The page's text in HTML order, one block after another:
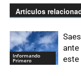
Artículos
Informando
Primero
este